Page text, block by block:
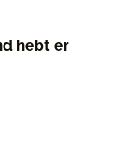
hebt er